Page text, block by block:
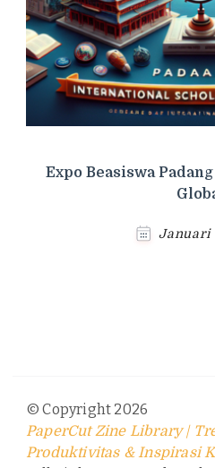
Expo Beasiswa
Januari
© Copyright 2026
PaperCut Zine Library |
Produktivitas & Inspirasi